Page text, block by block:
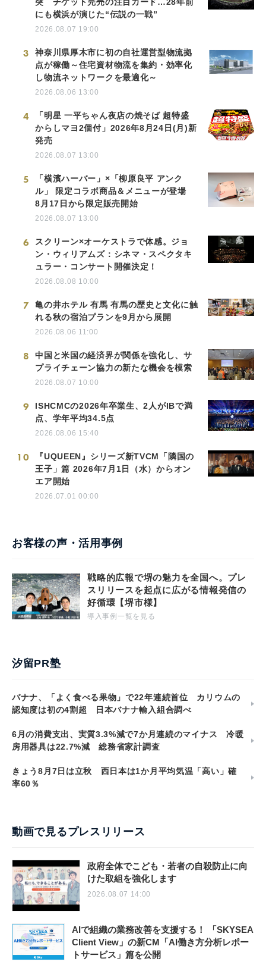
にも横浜が演じた“伝説の一戦”
2026.08.07 19:00
3
神奈川県厚木市に初の自社運営型物流拠
点が稼働～住宅資材物流を集約・効率化
し物流ネットワークを最適化～
2026.08.06 13:00
4
「明星 一平ちゃん夜店の焼そば 超特盛
からしマヨ2個付」2026年8月24日(月)新
発売
2026.08.07 13:00
5
「横濱ハーバー」×「柳原良平 アンク
ル」 限定コラボ商品＆メニューが登場
8月17日から限定販売開始
2026.08.07 13:00
6
スクリーン×オーケストラで体感。ジョ
ン・ウィリアムズ：シネマ・スペクタキ
ュラー・コンサート開催決定！
2026.08.08 10:00
7
亀の井ホテル 有馬 有馬の歴史と文化に触
れる秋の宿泊プランを9月から展開
2026.08.06 11:00
8
中国と米国の経済界が関係を強化し、サ
プライチェーン協力の新たな機会を模索
2026.08.07 10:00
9
ISHCMCの2026年卒業生、2人がIBで満
点、学年平均34.5点
2026.08.06 15:40
10
『UQUEEN』シリーズ新TVCM「隣国の
王子」篇 2026年7月1日（水）からオン
エア開始
2026.07.01 00:00
お客様の声・活用事例
戦略的広報で堺の魅力を全国へ。プレ
スリリースを起点に広がる情報発信の
好循環【堺市様】
導入事例一覧を見る
汐留PR塾
バナナ、「よく食べる果物」で22年連続首位 カリウムの
認知度は初の4割超 日本バナナ輸入組合調べ
6月の消費支出、実質3.3%減で7か月連続のマイナス 冷暖
房用器具は22.7%減 総務省家計調査
きょう8月7日は立秋 西日本は1か月平均気温「高い」確
率60％
動画で見るプレスリリース
政府全体でこども・若者の自殺防止に向
けた取組を強化します
2026.08.07 14:00
AIで組織の業務改善を支援する！ 「SKYSEA
Client View」の新CM「AI働き方分析レポー
トサービス」篇を公開